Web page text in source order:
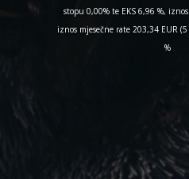
stopu 0,00% te EKS 6,96 %,
iznos mjesečne rate 203,34 EUR
%